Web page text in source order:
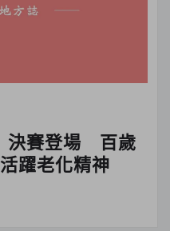
決賽登場 百歲
躍老化精神